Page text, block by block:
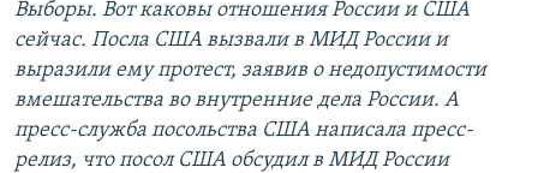
Выборы. Вот каковы отношения России и США
сейчас. Посла США вызвали в МИД России и
выразили ему протест, заявив о недопустимости
вмешательства во внутренние дела России. А
пресс-служба посольства США написала пресс-
релиз, что посол США обсудил в МИД России